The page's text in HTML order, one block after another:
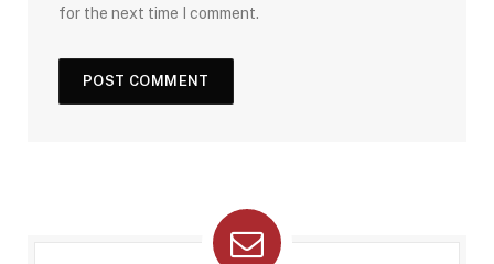
for the next time I comment.